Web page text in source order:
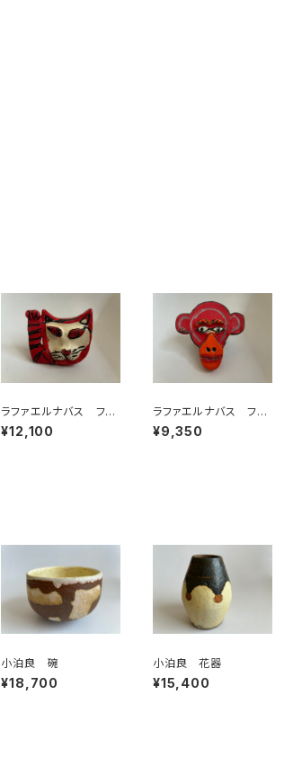
ラファエルナバス フッ
ク
¥12,100
ラファエルナバス フッ
ク
¥9,350
小泊良 碗
¥18,700
小泊良 花器
¥15,400